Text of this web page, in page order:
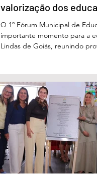
valorização dos
Águas Lindas
O 1º Fórum Municipal de
importante momento para a
Lindas de Goiás, reunindo
um papel fundamental na
gerações. Durante o evento,
de Educação, Denildson
fórum nasceu do desejo de
educadores muito mais do